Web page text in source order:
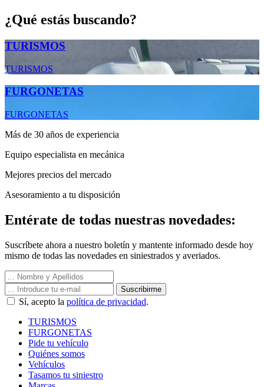
¿Qué estás buscando?
TURISMOS
TURISMOS
FURGONETAS
FURGONETAS
Más de 30 años de experiencia
Equipo especialista en mecánica
Mejores precios del mercado
Asesoramiento a tu disposición
Entérate de todas nuestras novedades:
Suscríbete ahora a nuestro boletín y mantente informado desde hoy
mismo de todas las novedades en siniestrados y averiados.
Suscribirme
Sí, acepto la política de privacidad.
TURISMOS
FURGONETAS
Pide tu vehículo
Quiénes somos
Vehículos
Tasamos tu siniestro